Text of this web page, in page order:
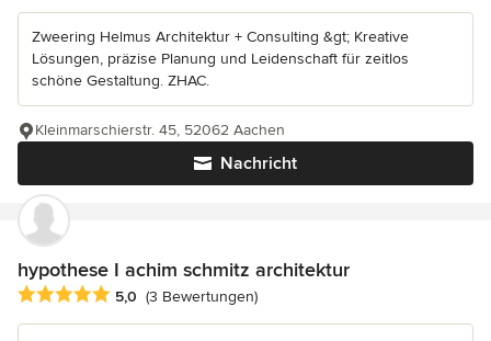
Zweering Helmus Architektur + Consulting &gt; Kreative
Lösungen, präzise Planung und Leidenschaft für zeitlos
schöne Gestaltung. ZHAC.
Nachricht
Kleinmarschierstr. 45, 52062 Aachen
hypothese I achim schmitz architektur
Durchschnittliche Bewertung: 5 von 5 Sternen
5,0 (3 Bewertungen)